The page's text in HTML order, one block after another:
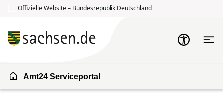
Offizielle Website – Bundesrepublik Deutschland
Amt24 Serviceportal